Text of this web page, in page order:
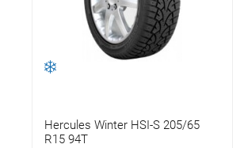
Hercules Winter HSI-S 205/65
R15 94T